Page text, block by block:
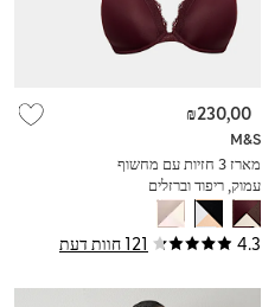
4.3 121 חוות דעת
M&S
מארז 3 חזיות עם מחשוף
עמוק, ריפוד וברזלים
במידות F-H
₪230,00